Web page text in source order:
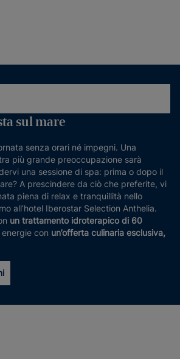
sul mare
senza orari né impegni. Una
più grande preoccupazione sarà
una sessione di spa: prima o dopo il
A prescindere da ciò che preferite, vi
piena di relax e tranquillità nello
all’hotel Iberostar Selection Anthelia.
un trattamento idroterapico di 60
con un’offerta culinaria esclusiva,